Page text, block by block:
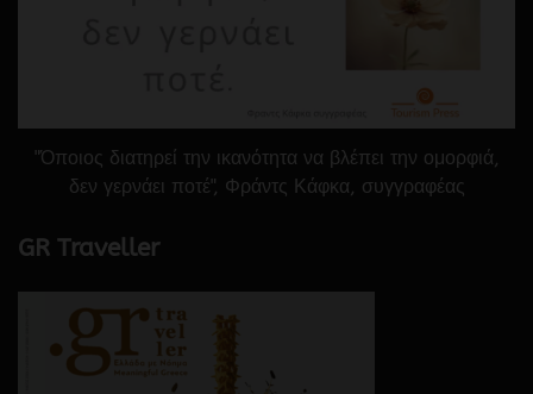
"Όποιος διατηρεί την ικανότητα να βλέπει την ομορφιά,
δεν γερνάει ποτέ", Φράντς Κάφκα, συγγραφέας
GR Traveller